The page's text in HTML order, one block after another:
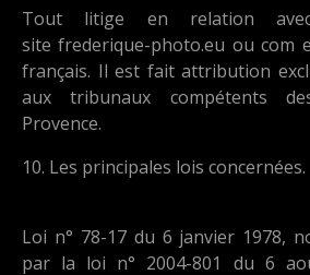
Tout litige en relation
site frederique-photo.eu ou com
français. Il est fait attribution
aux tribunaux compétents
Provence.
10. Les principales lois concernées.
Loi n° 78-17 du 6 janvier 1978,
par la loi n° 2004-801 du 6